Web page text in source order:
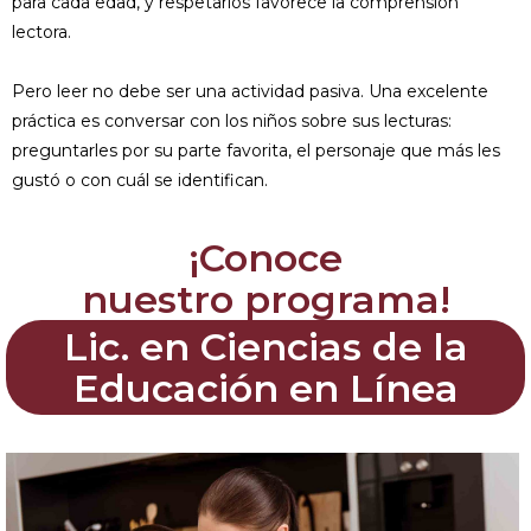
lectora.
Pero leer no debe ser una actividad pasiva. Una excelente
práctica es conversar con los niños sobre sus lecturas:
preguntarles por su parte favorita, el personaje que más les
gustó o con cuál se identifican.
¡Conoce
nuestro programa!
Lic. en Ciencias de la
Educación en Línea